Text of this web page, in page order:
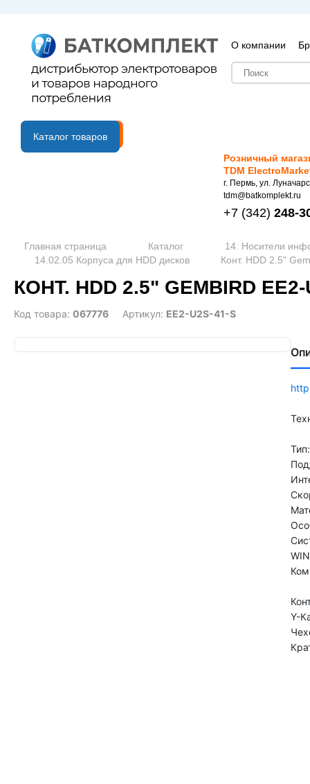
О компании
B2B портал
Каталог товаров
Розничный
TDM
г. Пермь, ул.
tdm@batkomplekt.ru
+7 (342) 248-
Главная страница Каталог
14. Носители
14.02.05 Корпуса для HDD дисков
Конт. HDD 2.5"
КОНТ. HDD 2.5" GEMBIRD
Код товара: 067776 Артикул: EE2-U2S-41-S
Y-